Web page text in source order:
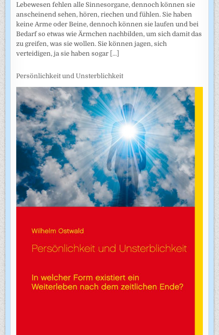
Lebewesen fehlen alle Sinnesorgane, dennoch können sie
anscheinend sehen, hören, riechen und fühlen. Sie haben
keine Arme oder Beine, dennoch können sie laufen und bei
Bedarf so etwas wie Ärmchen nachbilden, um sich damit das
zu greifen, was sie wollen. Sie können jagen, sich
verteidigen, ja sie haben sogar [...]
Persönlichkeit und Unsterblichkeit